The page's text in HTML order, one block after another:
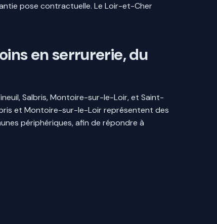
pose contractuelle. Le Loir-et-Cher
en serrurerie, du
Salbris, Montoire-sur-le-Loir, et Saint-
et Montoire-sur-le-Loir représentent des
périphériques, afin de répondre à